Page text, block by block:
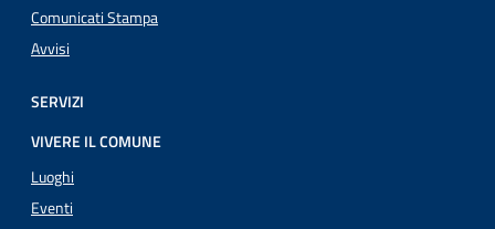
Comunicati Stampa
Avvisi
SERVIZI
VIVERE IL COMUNE
Luoghi
Eventi